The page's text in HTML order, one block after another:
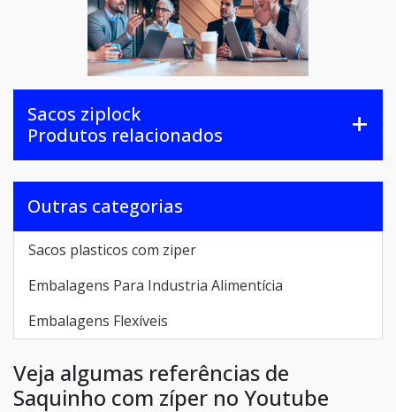
Sacos ziplock
Produtos relacionados
Outras categorias
Sacos plasticos com ziper
Embalagens Para Industria Alimentícia
Embalagens Flexíveis
Veja algumas referências de
Saquinho com zíper no Youtube